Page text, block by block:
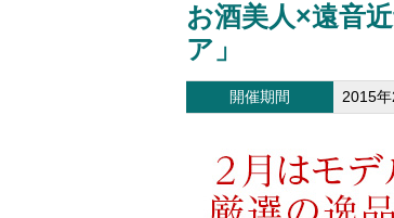
お酒美人×遠音
ア」
開催期間 2015